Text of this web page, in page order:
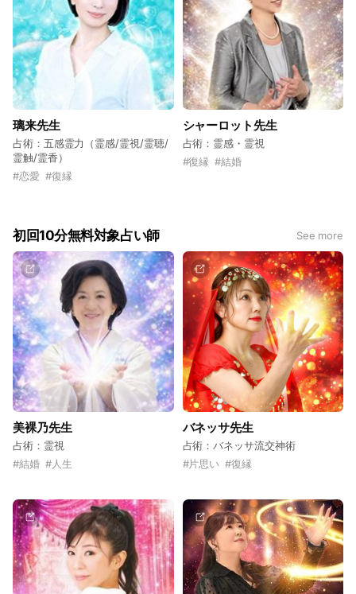
璃来先生
占術：五感霊力（霊感/霊視/霊聴/
霊触/霊香）
#恋愛 #復縁
シャーロット先生
占術：霊感・霊視
#復縁 #結婚
初回10分無料対象占い師 See more
美裸乃先生
占術：霊視
#結婚 #人生
バネッサ先生
占術：バネッサ流交神術
#片思い #復縁